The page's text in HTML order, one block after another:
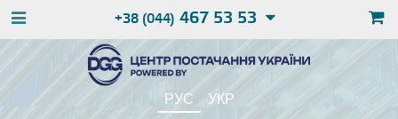
+38 (044) 467 53 53
РУС УКР